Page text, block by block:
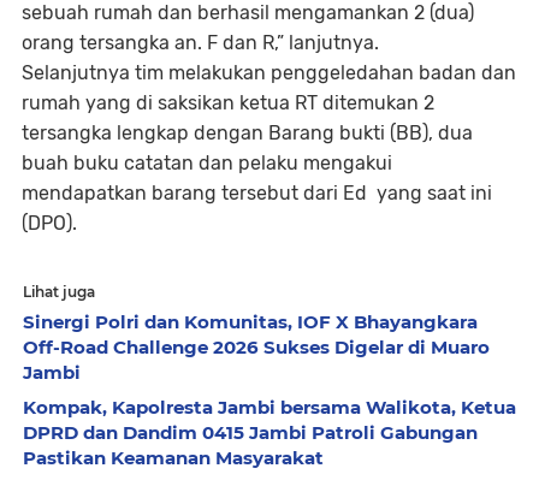
sebuah rumah dan berhasil mengamankan 2 (dua)
orang tersangka an. F dan R,” lanjutnya.
Selanjutnya tim melakukan penggeledahan badan dan
rumah yang di saksikan ketua RT ditemukan 2
tersangka lengkap dengan Barang bukti (BB), dua
buah buku catatan dan pelaku mengakui
mendapatkan barang tersebut dari Ed yang saat ini
(DPO).
Lihat juga
Sinergi Polri dan Komunitas, IOF X Bhayangkara
Off-Road Challenge 2026 Sukses Digelar di Muaro
Jambi
Kompak, Kapolresta Jambi bersama Walikota, Ketua
DPRD dan Dandim 0415 Jambi Patroli Gabungan
Pastikan Keamanan Masyarakat